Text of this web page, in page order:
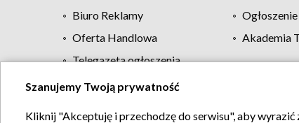
Biuro Reklamy
Oferta Handlowa
Akademia
Telegazeta ogłoszenia
Regulamin TVP
Szanujemy Twoją prywatność
Kliknij "Akceptuję i przechodzę do serwisu", aby